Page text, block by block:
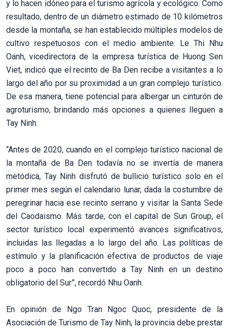
y lo hacen idóneo para el turismo agrícola y ecológico. Como
resultado, dentro de un diámetro estimado de 10 kilómetros
desde la montaña, se han establecido múltiples modelos de
cultivo respetuosos con el medio ambiente. Le Thi Nhu
Oanh, vicedirectora de la empresa turística de Huong Sen
Viet, indicó que el recinto de Ba Den recibe a visitantes a lo
largo del año por su proximidad a un gran complejo turístico.
De esa manera, tiene potencial para albergar un cinturón de
agroturismo, brindando más opciones a quienes lleguen a
Tay Ninh.
“Antes de 2020, cuando en el complejo turístico nacional de
la montaña de Ba Den todavía no se invertía de manera
metódica, Tay Ninh disfrutó de bullicio turístico solo en el
primer mes según el calendario lunar, dada la costumbre de
peregrinar hacia ese recinto serrano y visitar la Santa Sede
del Caodaismo. Más tarde, con el capital de Sun Group, el
sector turístico local experimentó avances significativos,
incluidas las llegadas a lo largo del año. Las políticas de
estímulo y la planificación efectiva de productos de viaje
poco a poco han convertido a Tay Ninh en un destino
obligatorio del Sur”, recordó Nhu Oanh.
En opinión de Ngo Tran Ngoc Quoc,presidente de la
Asociación de Turismo de Tay Ninh, la provincia debe prestar